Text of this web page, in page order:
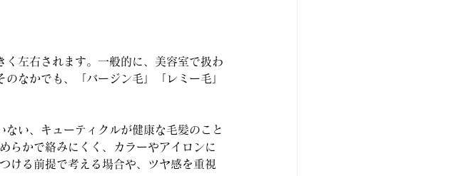
左右されます。一般的に、美容室で扱わ
なかでも、「バージン毛」「レミー毛」
い、キューティクルが健康な毛髪のこと
らかで絡みにくく、カラーやアイロンに
ける前提で考える場合や、ツヤ感を重視